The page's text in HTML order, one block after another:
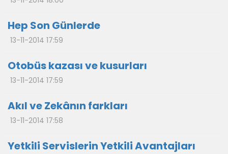
Hep Son Günlerde
13-11-2014 17:59
Otobüs kazası ve kusurları
13-11-2014 17:59
Akıl ve Zekânın farkları
13-11-2014 17:58
Yetkili Servislerin Yetkili Avantajları